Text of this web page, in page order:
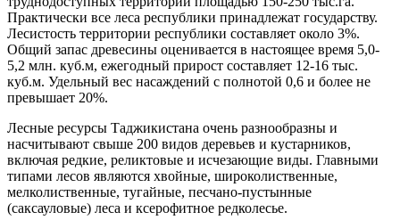
Практически все леса республики принадлежат государству.
Лесистость территории республики составляет около 3%.
Общий запас древесины оценивается в настоящее время 5,0-
5,2 млн. куб.м, ежегодный прирост составляет 12-16 тыс.
куб.м. Удельный вес насаждений с полнотой 0,6 и более не
превышает 20%.
Лесные ресурсы Таджикистана очень разнообразны и
насчитывают свыше 200 видов деревьев и кустарников,
включая редкие, реликтовые и исчезающие виды. Главными
типами лесов являются хвойные, широколиственные,
мелколиственные, тугайные, песчано-пустынные
(саксауловые) леса и ксерофитное редколесье.